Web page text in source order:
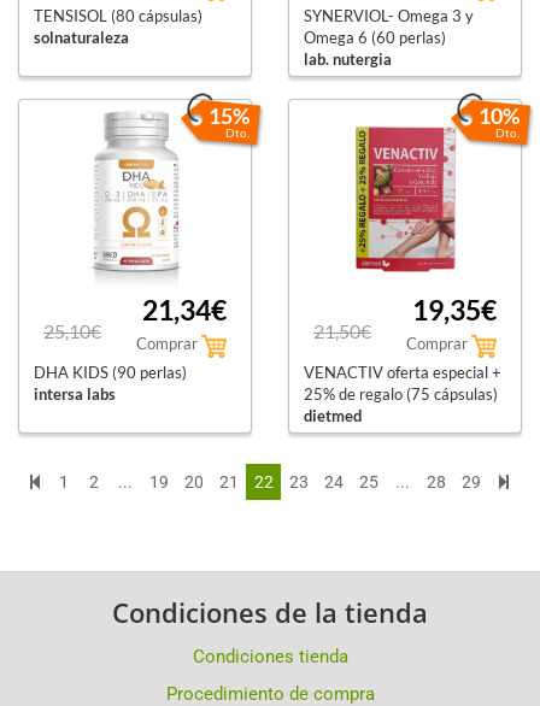
TENSISOL (80 cápsulas)
solnaturaleza
SYNERVIOL- Omega 3 y
Omega 6 (60 perlas)
lab. nutergia
15%
Dto.
25,10€
21,34€
Comprar
DHA KIDS (90 perlas)
intersa labs
10%
Dto.
21,50€
19,35€
Comprar
VENACTIV oferta especial +
25% de regalo (75 cápsulas)
dietmed
1 2 ... 19 20 21 22 23 24 25 ... 28 29
Condiciones de la tienda
Condiciones tienda
Procedimiento de compra